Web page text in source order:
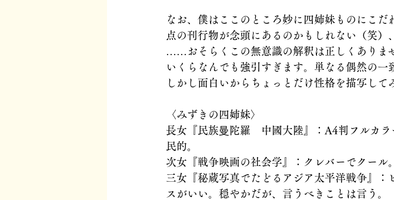
なお、僕はここのところ妙に四姉妹ものにこ
点の刊行物が念頭にあるのかもしれない（笑）
……おそらくこの無意識の解釈は正しくありま
いくらなんでも強引すぎます。単なる偶然の一
しかし面白いからちょっとだけ性格を描写して
〈みずきの四姉妹〉
長女『民族曼陀羅　中國大陸』：A4判フルカ
民的。
次女『戦争映画の社会学』：クレバーでクール
三女『秘蔵写真でたどるアジア太平洋戦争』
スがいい。穏やかだが、言うべきことは言う。